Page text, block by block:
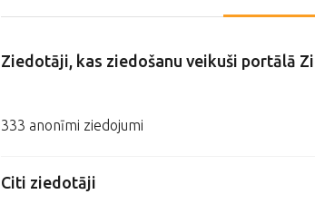
Ziedotāji, kas ziedošanu veikuši portālā
333 anonīmi ziedojumi
Citi ziedotāji